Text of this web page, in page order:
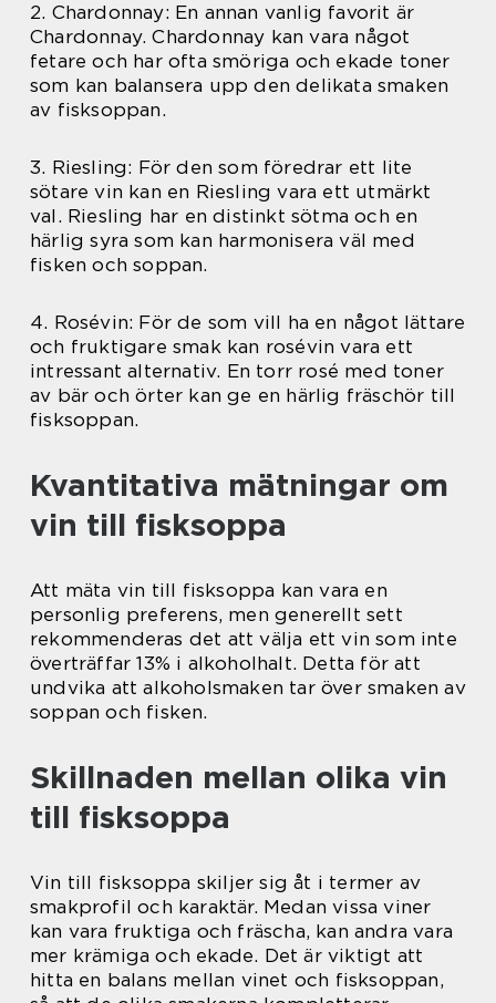
2. Chardonnay: En annan vanlig favorit är
Chardonnay. Chardonnay kan vara något
fetare och har ofta smöriga och ekade toner
som kan balansera upp den delikata smaken
av fisksoppan.
3. Riesling: För den som föredrar ett lite
sötare vin kan en Riesling vara ett utmärkt
val. Riesling har en distinkt sötma och en
härlig syra som kan harmonisera väl med
fisken och soppan.
4. Rosévin: För de som vill ha en något lättare
och fruktigare smak kan rosévin vara ett
intressant alternativ. En torr rosé med toner
av bär och örter kan ge en härlig fräschör till
fisksoppan.
Kvantitativa mätningar om
vin till fisksoppa
Att mäta vin till fisksoppa kan vara en
personlig preferens, men generellt sett
rekommenderas det att välja ett vin som inte
överträffar 13% i alkoholhalt. Detta för att
undvika att alkoholsmaken tar över smaken av
soppan och fisken.
Skillnaden mellan olika vin
till fisksoppa
Vin till fisksoppa skiljer sig åt i termer av
smakprofil och karaktär. Medan vissa viner
kan vara fruktiga och fräscha, kan andra vara
mer krämiga och ekade. Det är viktigt att
hitta en balans mellan vinet och fisksoppan,